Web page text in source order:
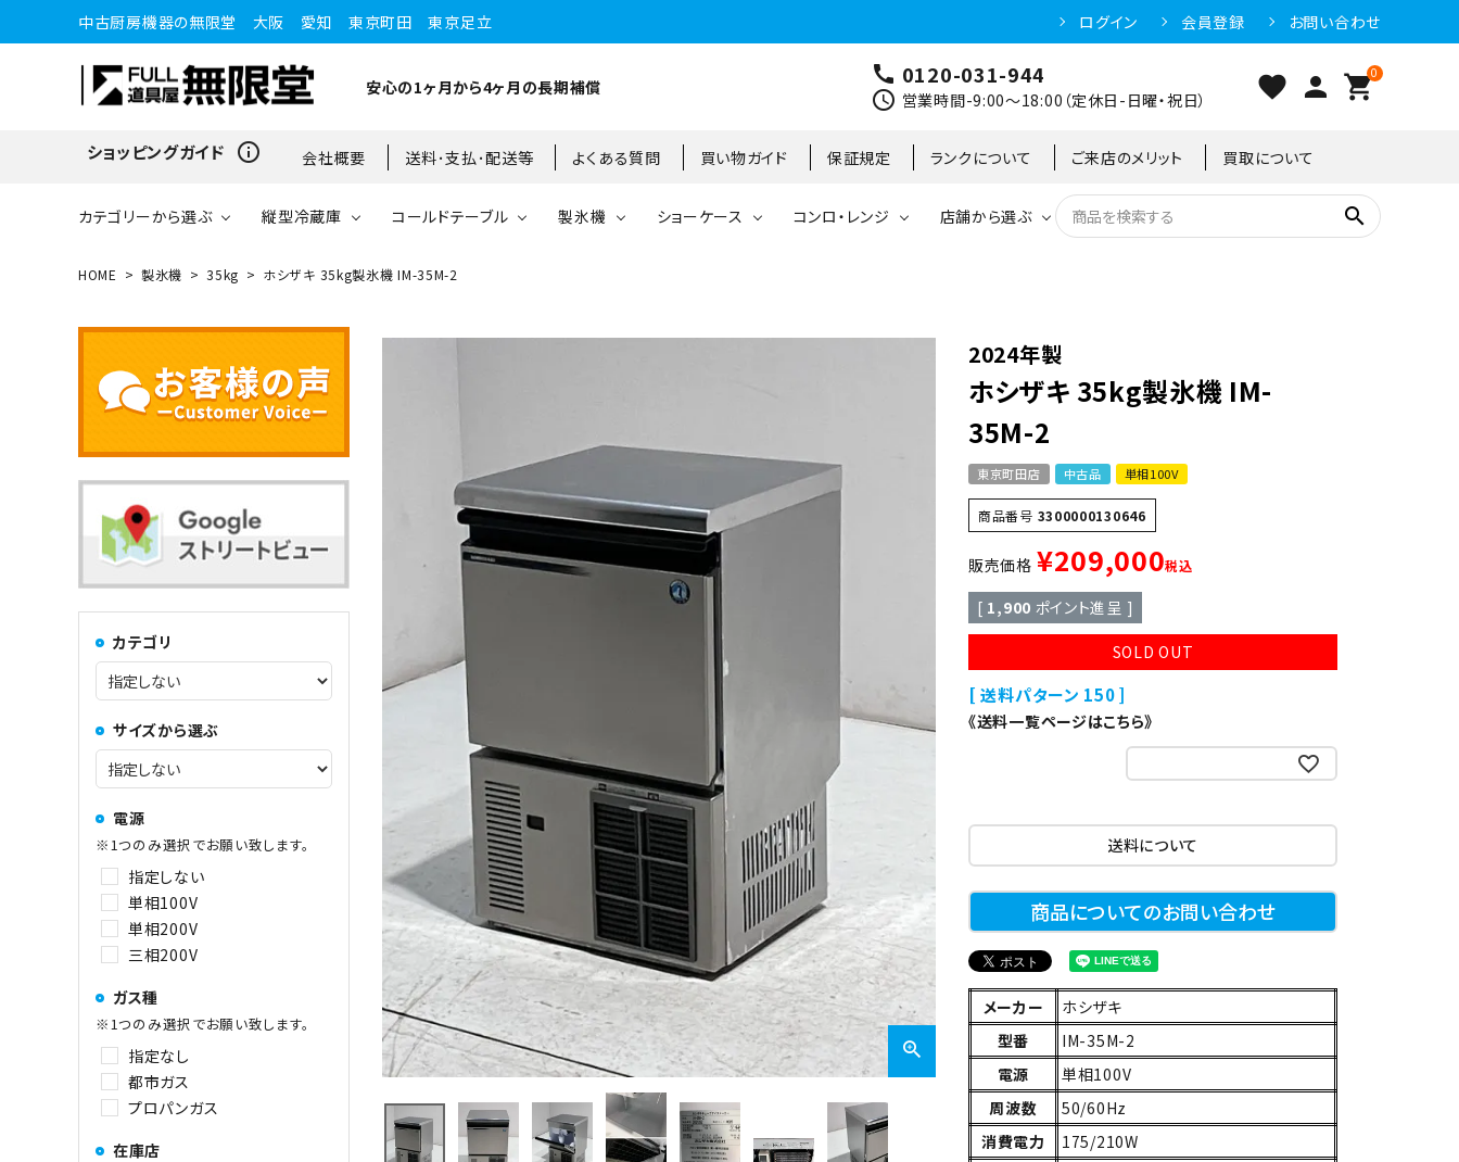
中古厨房機器の無限堂 大阪 愛知 東京町田 東京足立 ログイン 会員登録 お問い合わせ
安心の1ヶ月から4ヶ月の長期補償 call 0120-031-944
schedule 営業時間-9:00～18:00（定休日-日曜・祝日） favorite person 0
shopping_cart
ショッピングガイド info_outline 会社概要 送料･支払･配送等 よくある質問 買い物ガイド 保証規定 ランクについて ご来店のメリット 買取について
カテゴリーから選ぶ
ショーケース 冷凍ストッカー
コンロ・レンジ 業務用オーブン フライヤー ゆで麺機
スープレンジ 製菓・製パン機器
コーヒーマシン関連 店舗用家具
その他
縦型冷蔵庫
ブラストチラー・ショックフ
リーザー
コールドテーブル
ドロワータイプ・他
製氷機
65kg 95kg
100kg以上 チップ・フレークアイス ビッグアイス・その他異形
ショーケース
ワインセラー・ワインクーラ
ー
コンロ・レンジ 店舗から選ぶ search
HOME 製氷機 35kg ホシザキ 35kg製氷機 IM-35M-2
カテゴリ
サイズから選ぶ
電源
※1つのみ選択でお願い致します。
指定しない
単相100V
単相200V
三相200V
ガス種
※1つのみ選択でお願い致します。
指定なし
都市ガス
プロパンガス
在庫店
2024年製
ホシザキ 35kg製氷機 IM-
35M-2
東京町田店 中古品 単相100V
商品番号 3300000130646
販売価格 ¥209,000税込
[ 1,900 ポイント進呈 ]
SOLD OUT
送料パターン 150
《送料一覧ページはこちら》
送料について
商品についてのお問い合わせ
メーカー
ホシザキ
型番
IM-35M-2
電源
単相100V
周波数
50/60Hz
消費電力
175/210W